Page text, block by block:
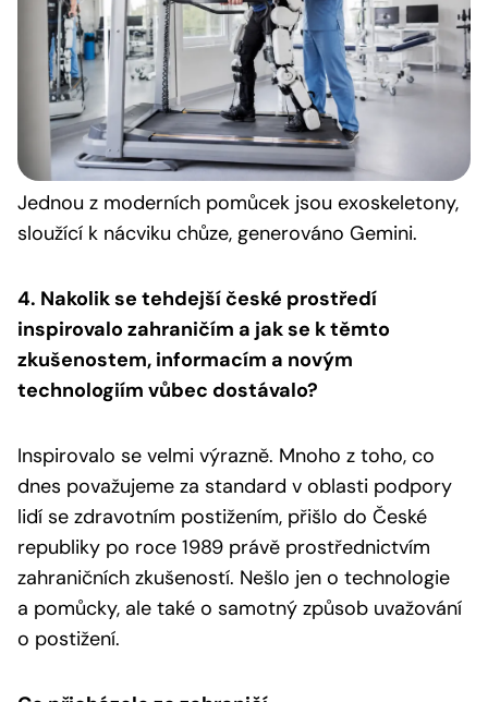
Jednou z moderních pomůcek jsou exoskeletony,
sloužící k nácviku chůze, generováno Gemini.
4. Nakolik se tehdejší české prostředí
inspirovalo zahraničím a jak se k těmto
zkušenostem, informacím a novým
technologiím vůbec dostávalo?
Inspirovalo se velmi výrazně. Mnoho z toho, co
dnes považujeme za standard v oblasti podpory
lidí se zdravotním postižením, přišlo do České
republiky po roce 1989 právě prostřednictvím
zahraničních zkušeností. Nešlo jen o technologie
a pomůcky, ale také o samotný způsob uvažování
o postižení.